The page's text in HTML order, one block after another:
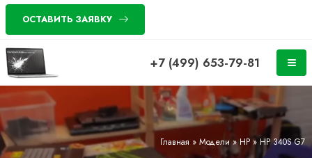
ОСТАВИТЬ ЗАЯВКУ
+7 (499) 653-79-81
Главная » Модели»HP » HP 340S G7